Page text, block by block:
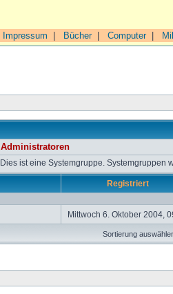
Impressum Bücher| Computer|
Administratoren
Dies ist eine Systemgruppe. Systemgruppen
Registriert
Mittwoch 6. Oktober 2004,
Sortierung